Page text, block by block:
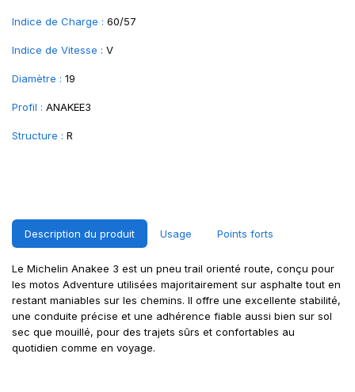
Indice de Charge : 60/57
Indice de Vitesse : V
Diamètre : 19
Profil : ANAKEE3
Structure : R
Description du produit Usage Points forts
Le Michelin Anakee 3 est un pneu trail orienté route, conçu pour
les motos Adventure utilisées majoritairement sur asphalte tout en
restant maniables sur les chemins. Il offre une excellente stabilité,
une conduite précise et une adhérence fiable aussi bien sur sol
sec que mouillé, pour des trajets sûrs et confortables au
quotidien comme en voyage.